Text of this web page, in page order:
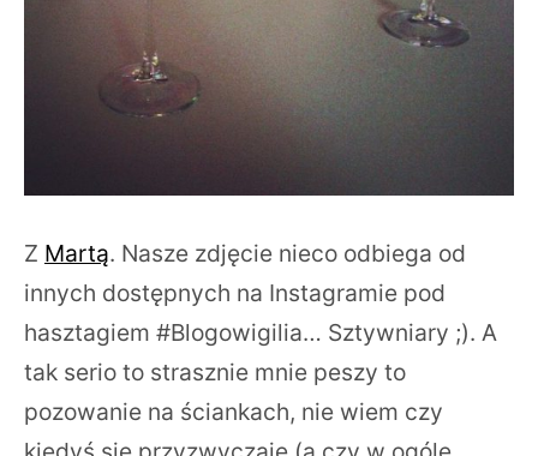
Z Martą. Nasze zdjęcie nieco odbiega od
innych dostępnych na Instagramie pod
hasztagiem #Blogowigilia… Sztywniary ;). A
tak serio to strasznie mnie peszy to
pozowanie na ściankach, nie wiem czy